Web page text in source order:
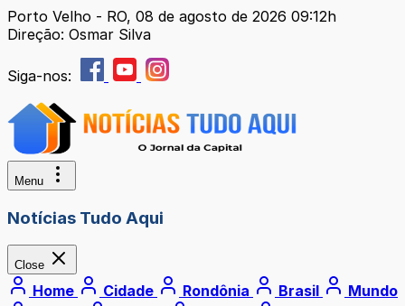
Porto Velho - RO, 08 de agosto de 2026 09:12h
Direção: Osmar Silva
Siga-nos:
Menu
Notícias Tudo Aqui
Close
Home Cidade Rondônia Brasil
Mundo